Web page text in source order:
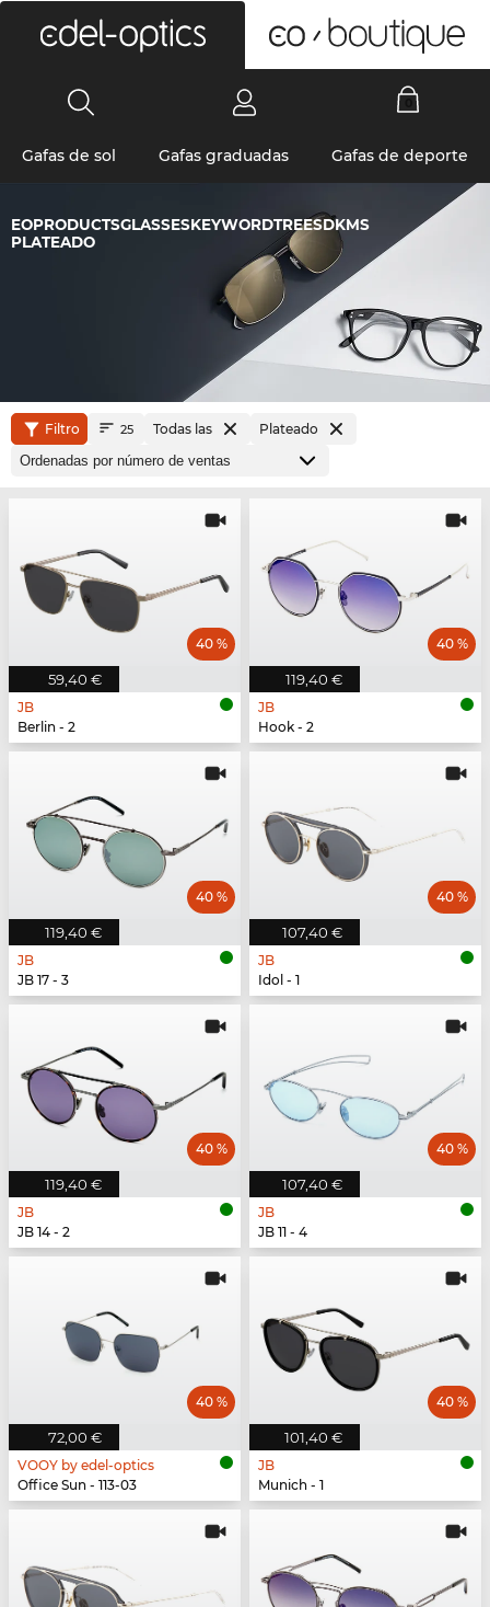
Gafas de sol Gafas graduadas Gafas de deporte
EOPRODUCTSGLASSESKEYWORDTREESDKMS
PLATEADO
Filtro 25 Todas las Plateado
59,40 €
40 %
JB
Berlin - 2
119,40 €
40 %
JB
Hook - 2
119,40 €
40 %
JB
JB 17 - 3
107,40 €
40 %
JB
Idol - 1
119,40 €
40 %
JB
JB 14 - 2
107,40 €
40 %
JB
JB 11 - 4
72,00 €
40 %
VOOY by edel-optics
Office Sun - 113-03
101,40 €
40 %
JB
Munich - 1